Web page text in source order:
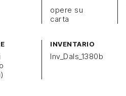
opere su
carta
INVENTARIO
Inv_Dals_1380b